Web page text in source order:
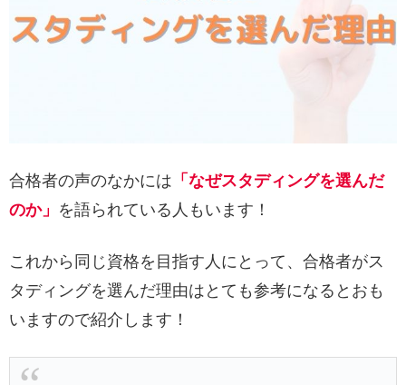
合格者の声のなかには 「なぜスタディングを選んだ
のか」 を語られている人もいます！
これから同じ資格を目指す人にとって、合格者がス
タディングを選んだ理由はとても参考になるとおも
いますので紹介します！